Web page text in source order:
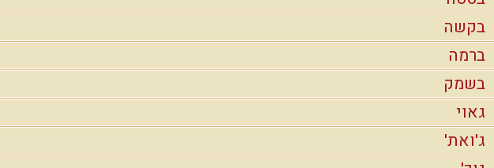
בקשה
ברמה
בשמק
גאוי
ג'ואת'